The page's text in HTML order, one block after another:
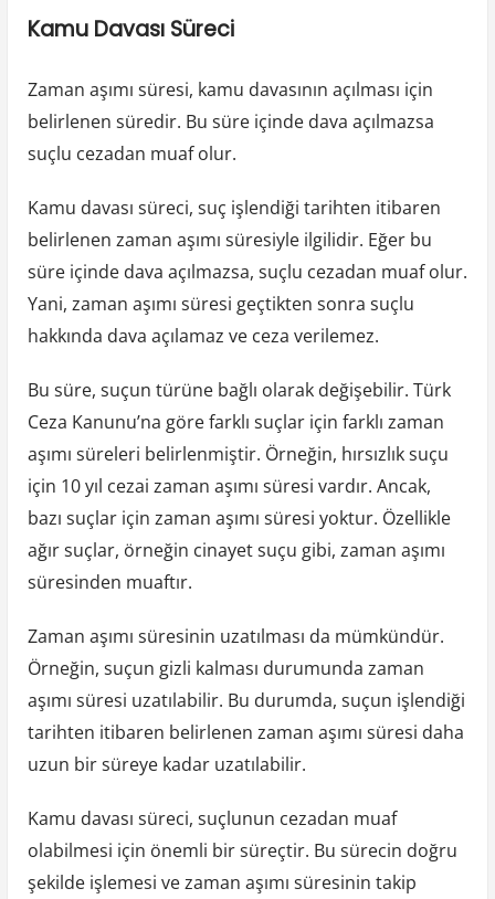
Kamu Davası Süreci
Zaman aşımı süresi, kamu davasının açılması için
belirlenen süredir. Bu süre içinde dava açılmazsa
suçlu cezadan muaf olur.
Kamu davası süreci, suç işlendiği tarihten itibaren
belirlenen zaman aşımı süresiyle ilgilidir. Eğer bu
süre içinde dava açılmazsa, suçlu cezadan muaf olur.
Yani, zaman aşımı süresi geçtikten sonra suçlu
hakkında dava açılamaz ve ceza verilemez.
Bu süre, suçun türüne bağlı olarak değişebilir. Türk
Ceza Kanunu’na göre farklı suçlar için farklı zaman
aşımı süreleri belirlenmiştir. Örneğin, hırsızlık suçu
için 10 yıl cezai zaman aşımı süresi vardır. Ancak,
bazı suçlar için zaman aşımı süresi yoktur. Özellikle
ağır suçlar, örneğin cinayet suçu gibi, zaman aşımı
süresinden muaftır.
Zaman aşımı süresinin uzatılması da mümkündür.
Örneğin, suçun gizli kalması durumunda zaman
aşımı süresi uzatılabilir. Bu durumda, suçun işlendiği
tarihten itibaren belirlenen zaman aşımı süresi daha
uzun bir süreye kadar uzatılabilir.
Kamu davası süreci, suçlunun cezadan muaf
olabilmesi için önemli bir süreçtir. Bu sürecin doğru
şekilde işlemesi ve zaman aşımı süresinin takip